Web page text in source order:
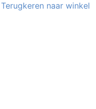
Terugkeren naar winkel